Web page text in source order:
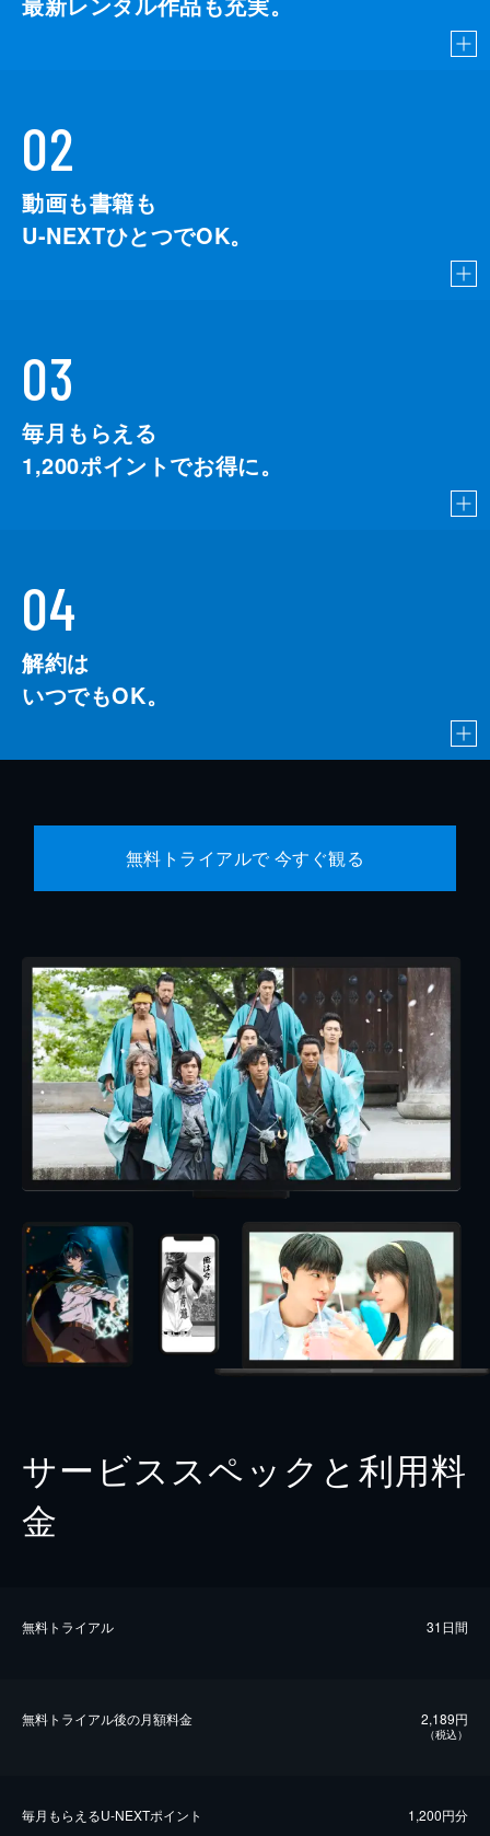
02
動画も書籍も
U-NEXTひとつでOK。
03
毎月もらえる
1,200ポイントでお得に。
04
解約は
いつでもOK。
無料トライアルで 今すぐ観る
サービススペックと利用料
金
無料トライアル 31日間
無料トライアル後の⽉額料金 2,189円
（税込）
毎⽉もらえるU-NEXTポイント 1,200円分